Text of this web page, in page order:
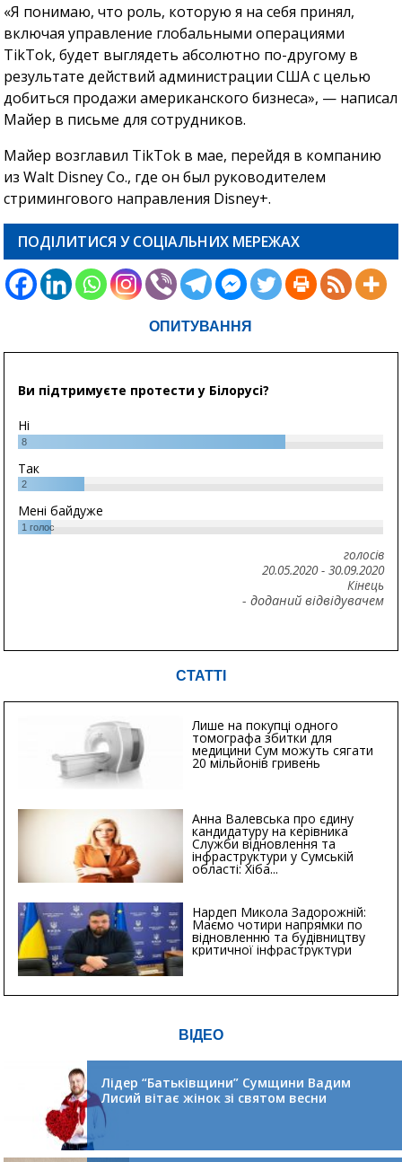
«Я понимаю, что роль, которую я на себя принял,
включая управление глобальными операциями
TikTok, будет выглядеть абсолютно по-другому в
результате действий администрации США с целью
добиться продажи американского бизнеса», — написал
Майер в письме для сотрудников.
Майер возглавил TikTok в мае, перейдя в компанию
из Walt Disney Co., где он был руководителем
стримингового направления Disney+.
ПОДІЛИТИСЯ У СОЦІАЛЬНИХ МЕРЕЖАХ
ОПИТУВАННЯ
Ви підтримуєте протести у Білорусі?
Ні
8
Так
2
Мені байдуже
1 голос
голосів
20.05.2020- 30.09.2020
Кінець
- доданий відвідувачем
СТАТТІ
Лише на покупці одного
томографа збитки для
медицини Сум можуть сягати
20 мільйонів гривень
Анна Валевська про єдину
кандидатуру на керівника
Служби відновлення та
інфраструктури у Сумській
області: Хіба...
Нардеп Микола Задорожній:
Маємо чотири напрямки по
відновленню та будівництву
критичної інфраструктури
ВІДЕО
Лідер “Батьківщини” Сумщини Вадим
Лисий вітає жінок зі святом весни